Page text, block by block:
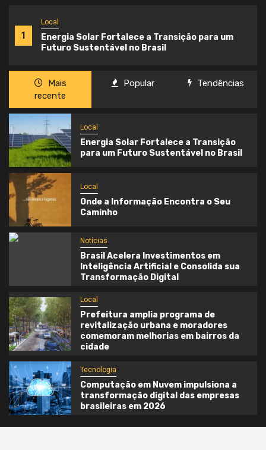
1
Local
Energia Solar Fortalece a Transição para um
Futuro Sustentável no Brasil
Mais
recente
Popular Tendências
Local
Energia Solar Fortalece a Transição
para um Futuro Sustentável no Brasil
Local
Onde a Informação Encontra o Seu
Caminho
Notícias
Brasil Acelera Investimentos em
Inteligência Artificial e Consolida sua
Transformação Digital
Local
Prefeitura amplia programa de
revitalização urbana e moradores
comemoram melhorias em bairros da
cidade
Tecnologia
Computação em Nuvem impulsiona a
transformação digital das empresas
brasileiras em 2026